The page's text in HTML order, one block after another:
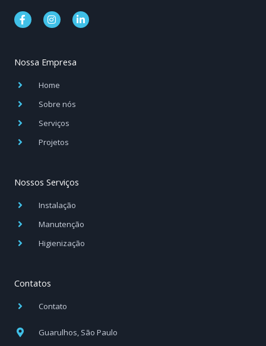
F
a
o
k
f
I
n
g
r
a
m
L
i
Nossa Empresa
Home
Sobre nós
Serviços
Projetos
Nossos Serviços
Instalação
Manutenção
Higienização
Contatos
Contato
Guarulhos, São Paulo